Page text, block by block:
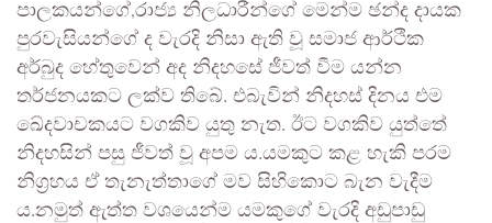
පාලකයන්ගේ,රාජ්‍ය නිලධාරීන්ගේ මෙන්ම ඡන්ද දායක
පුරවැසියන්ගේ ද වැරදි නිසා ඇති වූ සමාජ ආර්ථික
අර්බුද හේතුවෙන් අද නිදහසේ ජීවත් වීම යන්න
තර්ජනයකට ලක්ව තිබේ. එබැවින් නිදහස් දිනය එම
ඛේදවාචකයට වගකිව යුතු නැත. ඊට වගකිව යුත්තේ
නිදහසින් පසු ජීවත් වූ අපම ය.යමකුට කළ හැකි පරම
නිග්‍රහය ඒ තැනැත්තාගේ මව සිහිකොට බැන වැදීම
ය.නමුත් ඇත්ත වශයෙන්ම යමකුගේ වැරදි අඩුපාඩු